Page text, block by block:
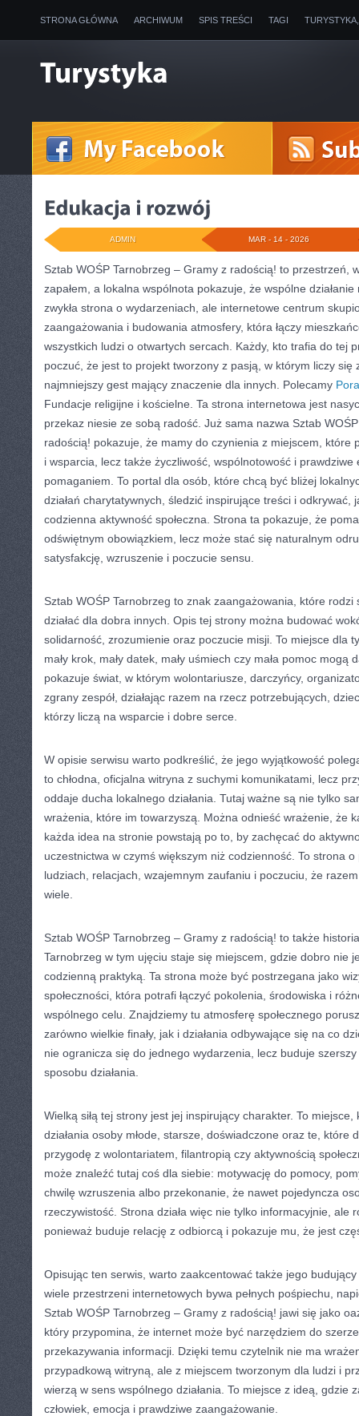
STRONA GŁÓWNA ARCHIWUM SPIS TREŚCI TAGI
MAR - 14 - 2026
ADMIN
Sztab WOŚP Tarnobrzeg – Gramy z radością! to przestrzeń,
zapałem, a lokalna wspólnota pokazuje, że wspólne
zwykła strona o wydarzeniach, ale internetowe centrum
zaangażowania i budowania atmosfery, która łączy
wszystkich ludzi o otwartych sercach. Każdy, kto trafia do tej
poczuć, że jest to projekt tworzony z pasją, w którym liczy się
najmniejszy gest mający znaczenie dla innych. Polecamy
Fundacje religijne i kościelne. Ta strona internetowa jest
przekaz niesie ze sobą radość. Już sama nazwa Sztab
radością! pokazuje, że mamy do czynienia z miejscem, które
i wsparcia, lecz także życzliwość, wspólnotowość i prawdziwe
pomaganiem. To portal dla osób, które chcą być bliżej
działań charytatywnych, śledzić inspirujące treści i odkrywać,
codzienna aktywność społeczna. Strona ta pokazuje, że
odświętnym obowiązkiem, lecz może stać się naturalnym
satysfakcję, wzruszenie i poczucie sensu.
Sztab WOŚP Tarnobrzeg to znak zaangażowania, które
działać dla dobra innych. Opis tej strony można budować
solidarność, zrozumienie oraz poczucie misji. To miejsce dla
mały krok, mały datek, mały uśmiech czy mała pomoc mogą
pokazuje świat, w którym wolontariusze, darczyńcy,
zgrany zespół, działając razem na rzecz potrzebujących,
którzy liczą na wsparcie i dobre serce.
W opisie serwisu warto podkreślić, że jego wyjątkowość
to chłodna, oficjalna witryna z suchymi komunikatami, lecz
oddaje ducha lokalnego działania. Tutaj ważne są nie tylko
wrażenia, które im towarzyszą. Można odnieść wrażenie, że
każda idea na stronie powstają po to, by zachęcać do
uczestnictwa w czymś większym niż codzienność. To strona
ludziach, relacjach, wzajemnym zaufaniu i poczuciu, że
wiele.
Sztab WOŚP Tarnobrzeg – Gramy z radością! to także
Tarnobrzeg w tym ujęciu staje się miejscem, gdzie dobro nie
codzienną praktyką. Ta strona może być postrzegana jako
społeczności, która potrafi łączyć pokolenia, środowiska i
wspólnego celu. Znajdziemy tu atmosferę społecznego
zarówno wielkie finały, jak i działania odbywające się na co
nie ogranicza się do jednego wydarzenia, lecz buduje
sposobu działania.
Wielką siłą tej strony jest jej inspirujący charakter. To
działania osoby młode, starsze, doświadczone oraz te, które
przygodę z wolontariatem, filantropią czy aktywnością
może znaleźć tutaj coś dla siebie: motywację do pomocy,
chwilę wzruszenia albo przekonanie, że nawet pojedyncza
rzeczywistość. Strona działa więc nie tylko informacyjnie, ale
ponieważ buduje relację z odbiorcą i pokazuje mu, że jest
Opisując ten serwis, warto zaakcentować także jego
wiele przestrzeni internetowych bywa pełnych pośpiechu,
Sztab WOŚP Tarnobrzeg – Gramy z radością! jawi się jako
który przypomina, że internet może być narzędziem do
przekazywania informacji. Dzięki temu czytelnik nie ma
przypadkową witryną, ale z miejscem tworzonym dla ludzi i
wierzą w sens wspólnego działania. To miejsce z ideą, gdzie
człowiek, emocja i prawdziwe zaangażowanie.